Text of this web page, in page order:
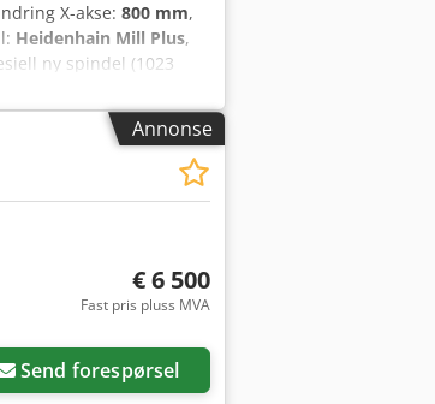
X-akse: 800 mm,
Heidenhain Mill Plus,
ny spindel (1023
mm Slaglengde Z-
1023 timer
UTSTYR NC-
måling av emnet
Annonse
€ 6 500
Fast pris pluss MVA
Send forespørsel